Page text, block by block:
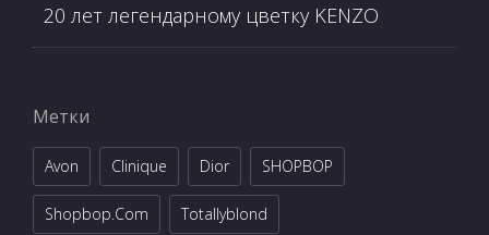
20 лет легендарному цветку KENZO
Метки
Avon Clinique Dior SHOPBOP
Shopbop.com Totallyblond